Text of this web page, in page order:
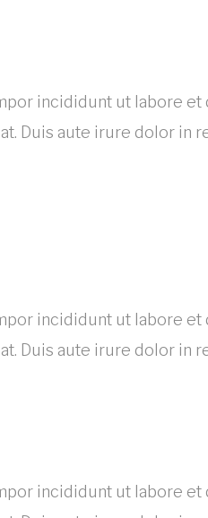
incididunt ut labore et
Duis aute irure dolor in
incididunt ut labore et
Duis aute irure dolor in
incididunt ut labore et